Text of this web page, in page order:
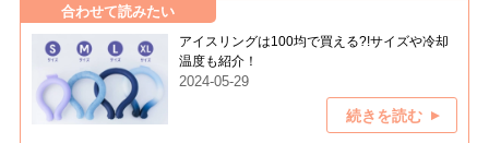
合わせて読みたい
アイスリングは100均で買える?!サイズや冷却
温度も紹介！
2024-05-29
続きを読む